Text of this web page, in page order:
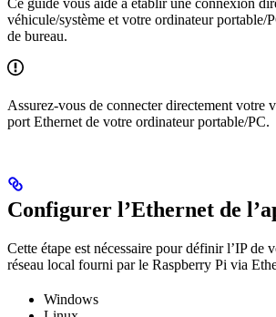
véhicule/système et votre ordinateur portable/
de bureau.
Assurez-vous de connecter directement votre
port Ethernet de votre ordinateur portable/PC.
Configurer l’Ethernet de
Cette étape est nécessaire pour définir l’IP de
réseau local fourni par le Raspberry Pi via
Windows